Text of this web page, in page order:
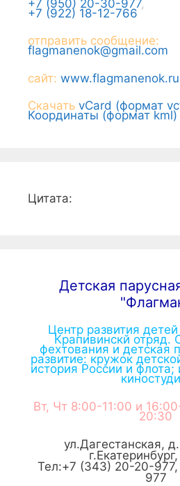
+7 (950) 20-30-977,
+7 (922) 18-12-766
отправить сообщение:
flagmanenok@gmail.com
сайт: www.flagmanenok.ru
Скачать vCard (формат
Координаты (формат kml)
Цитата:
Детская
Центр развития
Крапивинскй отряд.
фехтования и детская
развитие: кружок
история России и флота;
Вт, Чт 8:00-11:00 и
20:30
ул.Дагестанская,
г.Екатеринбург,
Тел:+7 (343) 20-20-977,
977